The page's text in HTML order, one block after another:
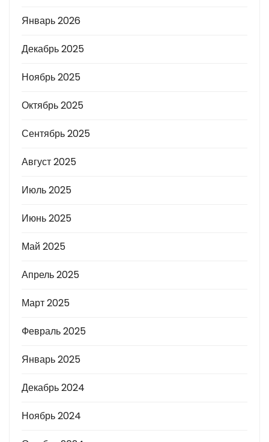
Январь 2026
Декабрь 2025
Ноябрь 2025
Октябрь 2025
Сентябрь 2025
Август 2025
Июль 2025
Июнь 2025
Май 2025
Апрель 2025
Март 2025
Февраль 2025
Январь 2025
Декабрь 2024
Ноябрь 2024